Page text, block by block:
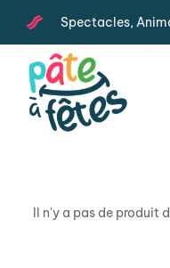
Spectacles,
Il n'y a pas de produit